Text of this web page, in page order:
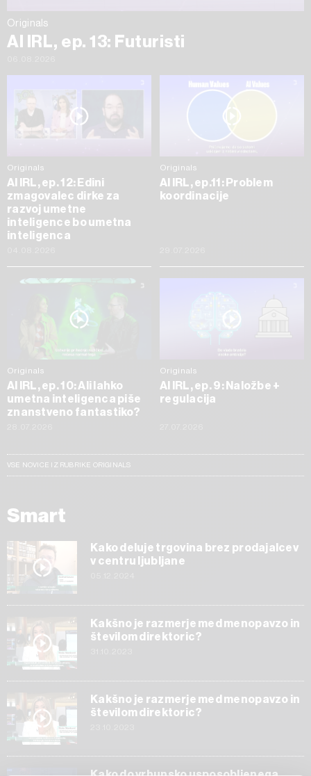
Originals
AI IRL, ep. 13: Futuristi
Originals
AI IRL, ep. 12: Edini
zmagovalec dirke za
razvoj umetne
inteligence bo umetna
inteligenca
Originals
AI IRL, ep.11: Problem
koordinacije
Originals
AI IRL, ep. 10: Ali lahko
umetna inteligenca piše
znanstveno fantastiko?
Originals
AI IRL, ep. 9: Naložbe +
regulacija
VSE NOVICE IZ RUBRIKE ORIGINALS
Smart
Kako deluje trgovina brez prodajalcev
v centru ljubljane
Kakšno je razmerje med menopavzo in
številom direktoric?
Kakšno je razmerje med menopavzo in
številom direktoric?